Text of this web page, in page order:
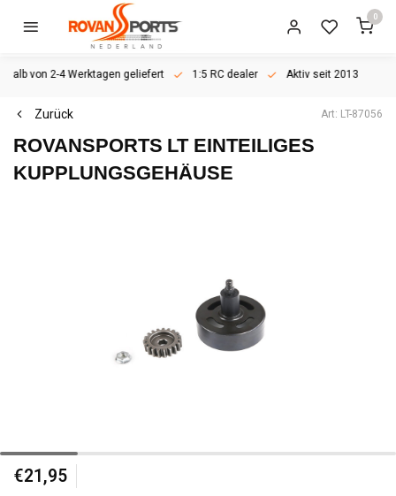
0
von 2-4 Werktagen geliefert 1:5 RC dealer Aktiv seit 2013
Zurück Art: LT-87056
ROVANSPORTS LT EINTEILIGES
KUPPLUNGSGEHÄUSE
€21,95